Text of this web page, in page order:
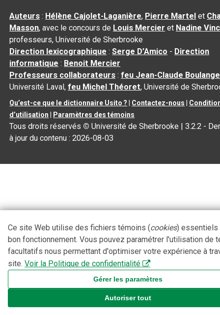
Auteurs : Hélène Cajolet-Laganière, Pierre Martel et
Masson, avec le concours de Louis Mercier et Nadine
professeurs, Université de Sherbrooke
Direction lexicographique :Serge D’Amico - Direction
informatique : Benoit Mercier
Professeurs collaborateurs :feu Jean-Claude
Université Laval,feu Michel Théoret, Université de
Qu’est-ce que le dictionnaire Usito ? Contactez-nous
d’utilisation
Paramètres des témoins
Tous droits réservés © Université de Sherbrooke |3.2.2 -
à jour du contenu :2026-08-03
Ce site Web utilise des fichiers témoins (cookies) essentiels
bon fonctionnement. Vous pouvez paramétrer l'utilisation de
facultatifs nous permettant d'optimiser votre expérience à
site. Voir la Politique de confidentialité
Gérer les paramètres
Autoriser tout